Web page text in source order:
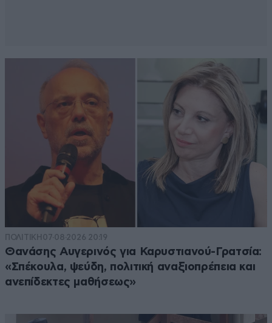
ΠΟΛΙΤΙΚΗ 07·08·2026 20:19
Θανάσης Αυγερινός για Καρυστιανού-Γρατσία:
«Σπέκουλα, ψεύδη, πολιτική αναξιοπρέπεια και
ανεπίδεκτες μαθήσεως»